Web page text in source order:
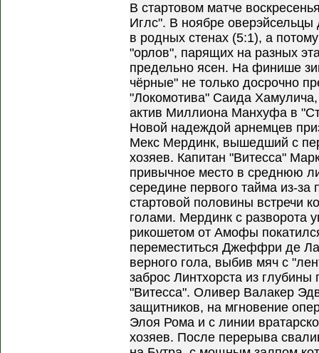
В стартовом матче
Иглс". В ноябре
в родных стенах (5:1), а
"орлов", парящих на разных
предельно ясен. На финише
чёрные" не только досрочно
"Локомотива" Саида
актив Миллиона Манхуфа в
Новой надеждой арнемцев
Мекс Мердинк, вышедший с
хозяев. Капитан "Витесса"
привычное место в среднюю
середине первого тайма из-
стартовой половины встречи
голами. Мердинк с разворота
рикошетом от Амофы
переместиться Джеффри де
верного гола, выбив мяч с
заброс Линтхорста из
"Витесса". Оливер Валакер
защитников, на мгновение
Элоя Рома и с линии
хозяев. После перерыва